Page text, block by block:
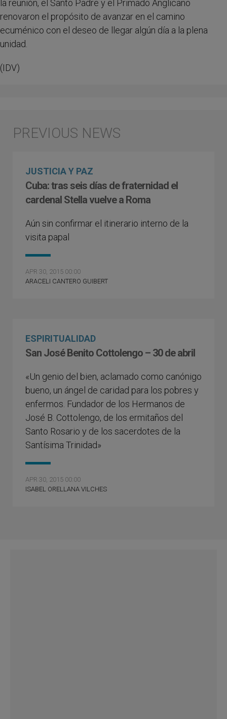
la reunión, el Santo Padre y el Primado Anglicano
renovaron el propósito de avanzar en el camino
ecuménico con el deseo de llegar algún día a la plena
unidad.
(IDV)
JUSTICIA Y PAZ
Cuba: tras seis días de fraternidad el
cardenal Stella vuelve a Roma
Aún sin confirmar el itinerario interno de la
visita papal
APR 30, 2015 00:00
ARACELI CANTERO GUIBERT
ESPIRITUALIDAD
San José Benito Cottolengo – 30 de abril
«Un genio del bien, aclamado como canónigo
bueno, un ángel de caridad para los pobres y
enfermos. Fundador de los Hermanos de
José B. Cottolengo, de los ermitaños del
Santo Rosario y de los sacerdotes de la
Santísima Trinidad»
APR 30, 2015 00:00
ISABEL ORELLANA VILCHES